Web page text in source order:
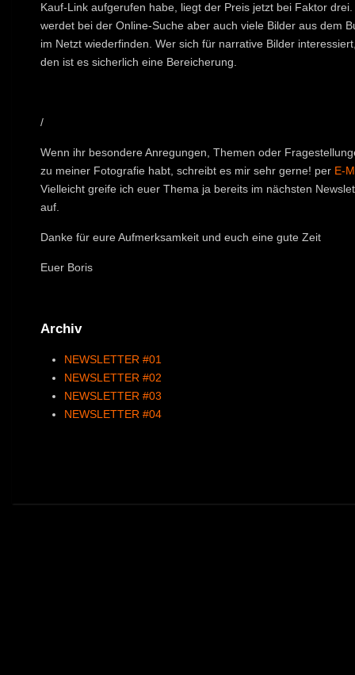
Kauf-Link aufgerufen habe, liegt der Preis jetzt bei Faktor drei.
werdet bei der Online-Suche aber auch viele Bilder aus dem
im Netzt wiederfinden. Wer sich für narrative Bilder
den ist es sicherlich eine Bereicherung.
/
Wenn ihr besondere Anregungen, Themen oder
zu meiner Fotografie habt, schreibt es mir sehr gerne! per E-
Vielleicht greife ich euer Thema ja bereits im nächsten
auf.
Danke für eure Aufmerksamkeit und euch eine gute Zeit
Euer Boris
Archiv
NEWSLETTER #01
NEWSLETTER #02
NEWSLETTER #03
NEWSLETTER #04